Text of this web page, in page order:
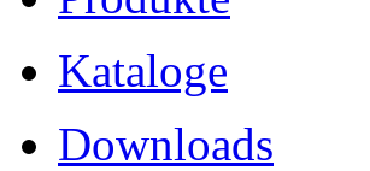
Kataloge
Downloads